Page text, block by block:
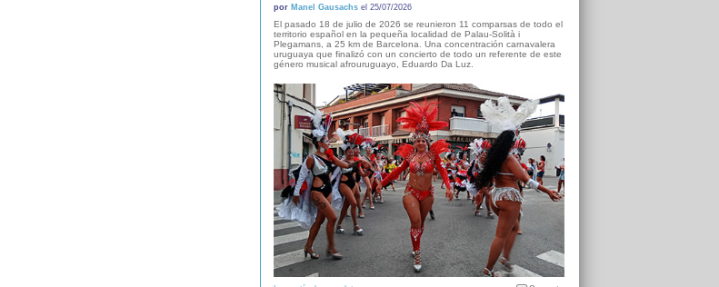
por Manel Gausachsel 25/07/2026
El pasado 18 de julio de 2026 se reunieron 11 comparsas de todo el
territorio español en la pequeña localidad de Palau-Solità i
Plegamans, a 25 km de Barcelona. Una concentración carnavalera
uruguaya que finalizó con un concierto de todo un referente de este
género musical afrouruguayo, Eduardo Da Luz.